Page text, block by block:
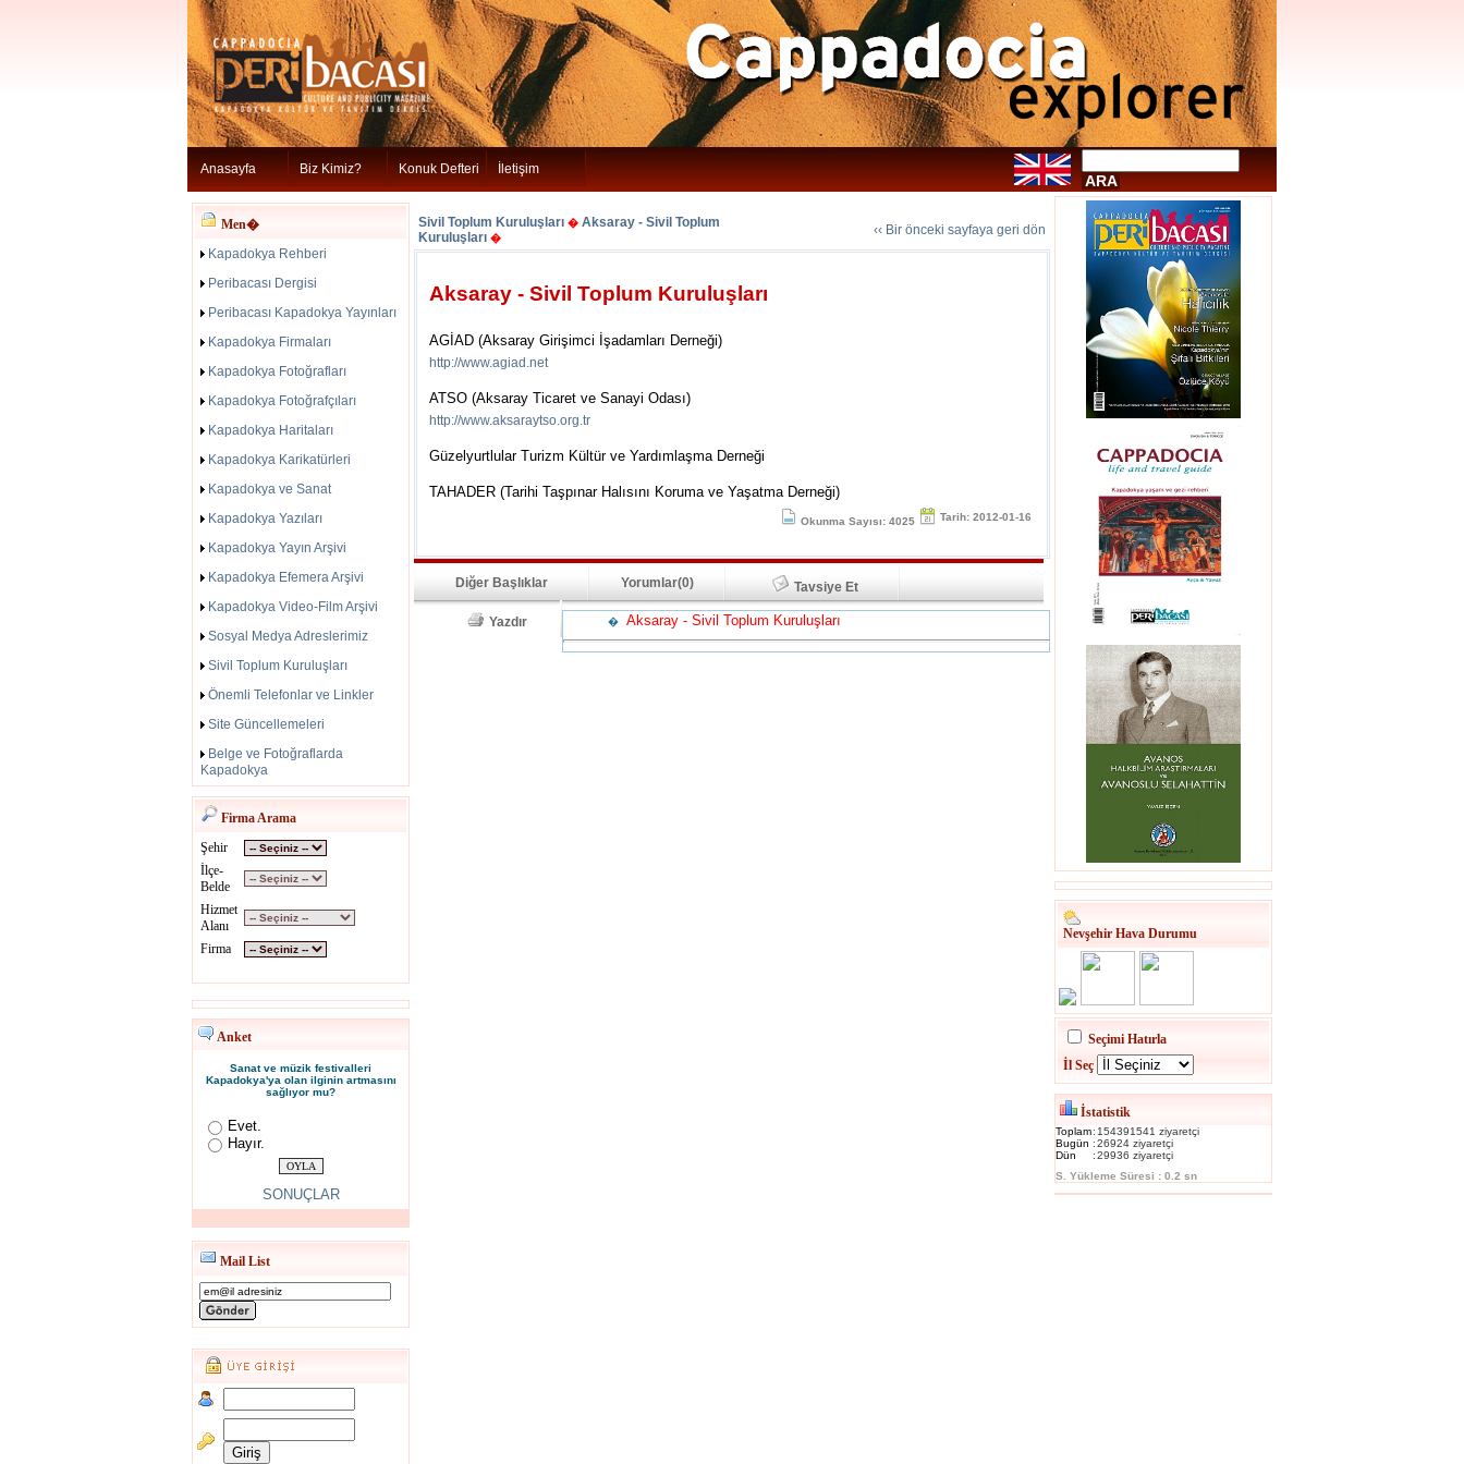
Anasayfa Biz Kimiz? Konuk Defteri İletişim
Men�
Kapadokya Rehberi
Peribacası Dergisi
Peribacası Kapadokya Yayınları
Kapadokya Firmaları
Kapadokya Fotoğrafları
Kapadokya Fotoğrafçıları
Kapadokya Haritaları
Kapadokya Karikatürleri
Kapadokya ve Sanat
Kapadokya Yazıları
Kapadokya Yayın Arşivi
Kapadokya Efemera Arşivi
Kapadokya Video-Film Arşivi
Sosyal Medya Adreslerimiz
Sivil Toplum Kuruluşları
Önemli Telefonlar ve Linkler
Site Güncellemeleri
Belge ve Fotoğraflarda
Kapadokya
Firma Arama
Şehir
İlçe-
Belde
Hizmet
Alanı
Firma
Anket
Sanat ve müzik festivalleri
Kapadokya'ya olan ilginin artmasını
sağlıyor mu?
Evet.
Hayır.
SONUÇLAR
Mail List
Sivil Toplum Kuruluşları � Aksaray - Sivil Toplum
Kuruluşları �
‹‹ Bir önceki sayfaya geri dön
Aksaray - Sivil Toplum Kuruluşları
AGİAD (Aksaray Girişimci İşadamları Derneği)
http://www.agiad.net
ATSO (Aksaray Ticaret ve Sanayi Odası)
http://www.aksaraytso.org.tr
Güzelyurtlular Turizm Kültür ve Yardımlaşma Derneği
TAHADER (Tarihi Taşpınar Halısını Koruma ve Yaşatma Derneği)
Okunma Sayısı: 4025 Tarih: 2012-01-16
Diğer Başlıklar Yorumlar(0) Tavsiye Et
Yazdır � Aksaray - Sivil Toplum Kuruluşları
Nevşehir Hava Durumu
Seçimi Hatırla
İl Seç
İstatistik
Toplam: 154391541 ziyaretçi
Bugün :26924 ziyaretçi
Dün
:29936 ziyaretçi
S. Yükleme Süresi : 0.2 sn